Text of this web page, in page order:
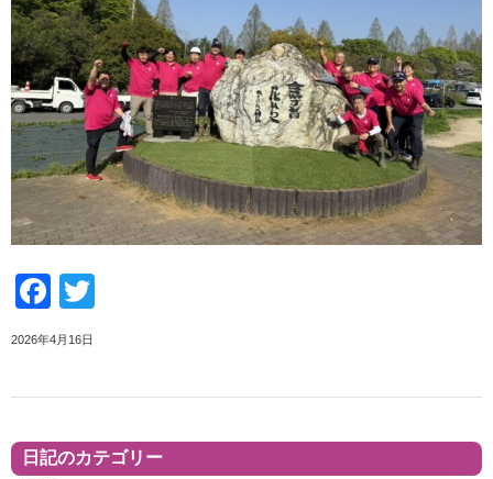
Facebook
2026年4月16日
日記のカテゴリー